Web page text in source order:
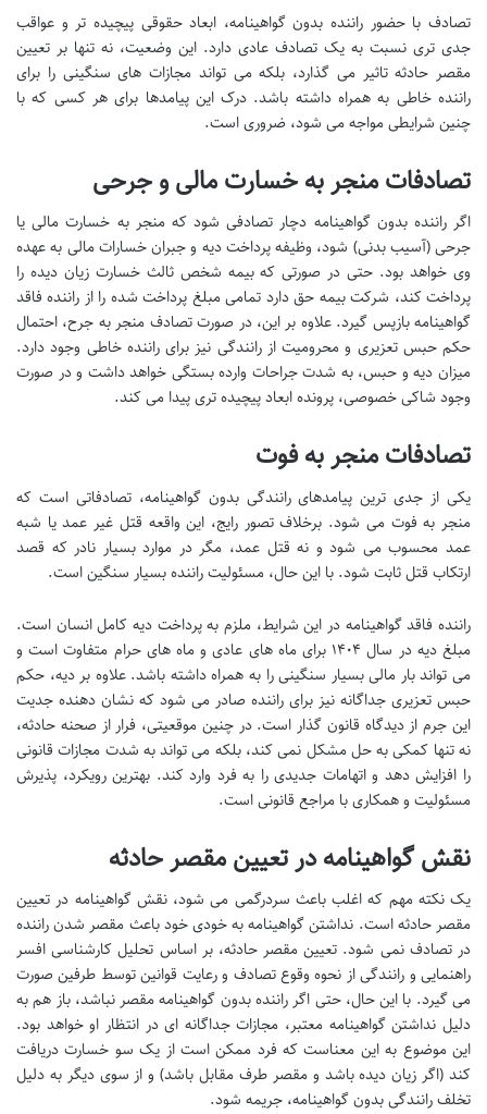
تصادف با حضور راننده بدون گواهینامه، ابعاد حقوقی پیچیده تر و عواقب
جدی تری نسبت به یک تصادف عادی دارد. این وضعیت، نه تنها بر تعیین
مقصر حادثه تاثیر می گذارد، بلکه می تواند مجازات های سنگینی را برای
راننده خاطی به همراه داشته باشد. درک این پیامدها برای هر کسی که با
چنین شرایطی مواجه می شود، ضروری است.
تصادفات منجر به خسارت مالی و جرحی
اگر راننده بدون گواهینامه دچار تصادفی شود که منجر به خسارت مالی یا
جرحی (آسیب بدنی) شود، وظیفه پرداخت دیه و جبران خسارات مالی به عهده
وی خواهد بود. حتی در صورتی که بیمه شخص ثالث خسارت زیان دیده را
پرداخت کند، شرکت بیمه حق دارد تمامی مبلغ پرداخت شده را از راننده فاقد
گواهینامه بازپس گیرد. علاوه بر این، در صورت تصادف منجر به جرح، احتمال
حکم حبس تعزیری و محرومیت از رانندگی نیز برای راننده خاطی وجود دارد.
میزان دیه و حبس، به شدت جراحات وارده بستگی خواهد داشت و در صورت
وجود شاکی خصوصی، پرونده ابعاد پیچیده تری پیدا می کند.
تصادفات منجر به فوت
یکی از جدی ترین پیامدهای رانندگی بدون گواهینامه، تصادفاتی است که
منجر به فوت می شود. برخلاف تصور رایج، این واقعه قتل غیر عمد یا شبه
عمد محسوب می شود و نه قتل عمد، مگر در موارد بسیار نادر که قصد
ارتکاب قتل ثابت شود. با این حال، مسئولیت راننده بسیار سنگین است.
راننده فاقد گواهینامه در این شرایط، ملزم به پرداخت دیه کامل انسان است.
مبلغ دیه در سال ۱۴۰۴ برای ماه های عادی و ماه های حرام متفاوت است و
می تواند بار مالی بسیار سنگینی را به همراه داشته باشد. علاوه بر دیه، حکم
حبس تعزیری جداگانه نیز برای راننده صادر می شود که نشان دهنده جدیت
این جرم از دیدگاه قانون گذار است. در چنین موقعیتی، فرار از صحنه حادثه،
نه تنها کمکی به حل مشکل نمی کند، بلکه می تواند به شدت مجازات قانونی
را افزایش دهد و اتهامات جدیدی را به فرد وارد کند. بهترین رویکرد، پذیرش
مسئولیت و همکاری با مراجع قانونی است.
نقش گواهینامه در تعیین مقصر حادثه
یک نکته مهم که اغلب باعث سردرگمی می شود، نقش گواهینامه در تعیین
مقصر حادثه است. نداشتن گواهینامه به خودی خود باعث مقصر شدن راننده
در تصادف نمی شود. تعیین مقصر حادثه، بر اساس تحلیل کارشناسی افسر
راهنمایی و رانندگی از نحوه وقوع تصادف و رعایت قوانین توسط طرفین صورت
می گیرد. با این حال، حتی اگر راننده بدون گواهینامه مقصر نباشد، باز هم به
دلیل نداشتن گواهینامه معتبر، مجازات جداگانه ای در انتظار او خواهد بود.
این موضوع به این معناست که فرد ممکن است از یک سو خسارت دریافت
کند (اگر زیان دیده باشد و مقصر طرف مقابل باشد) و از سوی دیگر به دلیل
تخلف رانندگی بدون گواهینامه، جریمه شود.